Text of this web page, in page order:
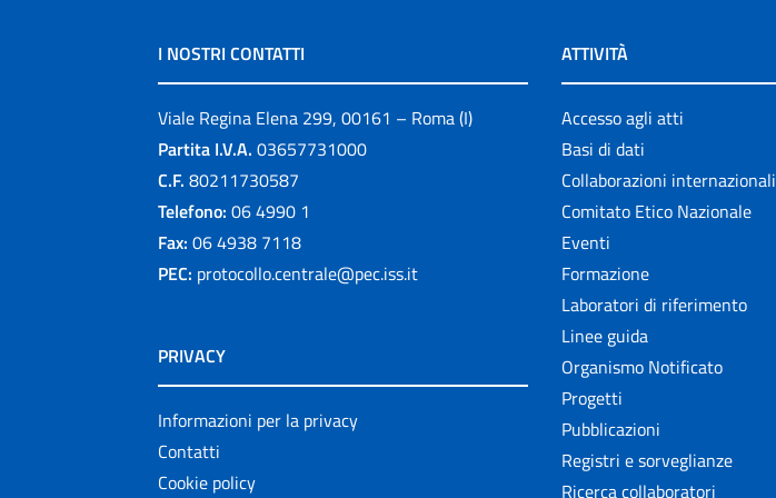
I NOSTRI CONTATTI
Viale Regina Elena 299, 00161 – Roma (I)
Partita I.V.A. 03657731000
C.F. 80211730587
Telefono: 06 4990 1
Fax: 06 4938 7118
PEC: protocollo.centrale@pec.iss.it
PRIVACY
Informazioni per la privacy
Contatti
Cookie policy
ATTIVITÀ
Accesso agli atti
Basi di dati
Collaborazioni internazionali
Comitato Etico Nazionale
Eventi
Formazione
Laboratori di riferimento
Linee guida
Organismo Notificato
Progetti
Pubblicazioni
Registri e sorveglianze
Ricerca collaboratori